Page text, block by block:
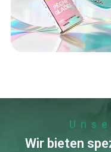
Wir bieten